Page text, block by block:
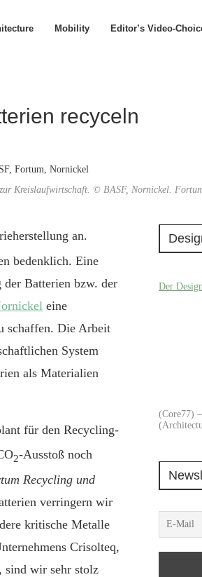
Mobility Editor’s Video-
recyceln
Kreislaufwirtschaft. © BASF, Nornickel.
an.
bedenklich. Eine
Batterien bzw. der
eine
schaffen. Die Arbeit
System
als Materialien
für den Recycling-
2-Ausstoß noch
Recycling und
verringern wir
kritische Metalle
Crisolteq,
sind wir sehr stolz
Der
(Core77)